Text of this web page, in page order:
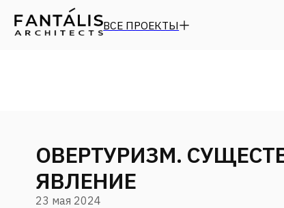
ВСЕ ПРОЕКТЫ
ОВЕРТУРИЗМ.
ЯВЛЕНИЕ
23 мая 2024